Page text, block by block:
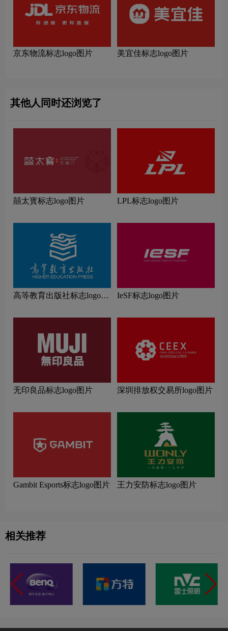
京东物流标志logo图片 美宜佳标志logo图片
其他人同时还浏览了
囍太寳标志logo图片 LPL标志logo图片
高等教育出版社标志logo图
IeSF标志logo图片
无印良品标志logo图片 深圳排放权交易所logo图片
Gambit Esports标志logo图片 王力安防标志logo图片
相关推荐